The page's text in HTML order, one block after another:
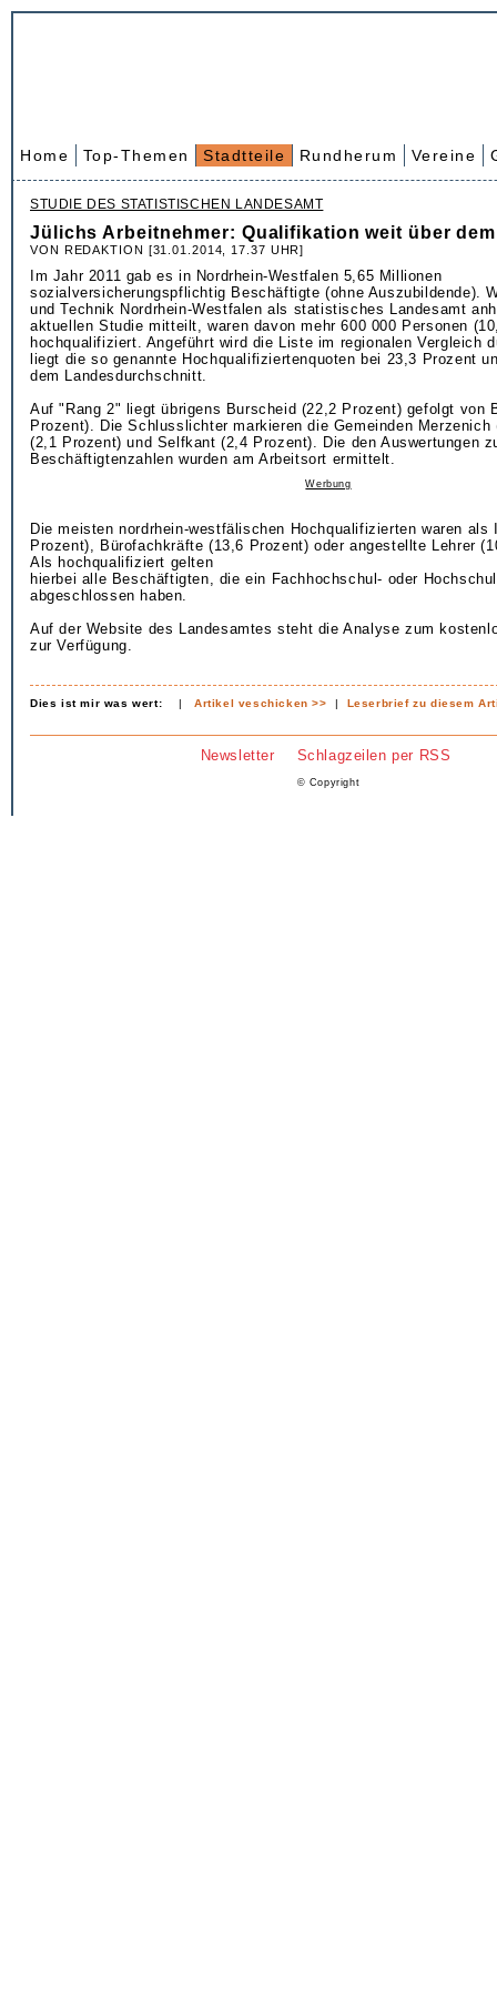
Home Top-Themen Stadtteile Rundherum Vereine
STUDIE DES STATISTISCHEN LANDESAMT
Jülichs Arbeitnehmer: Qualifikation weit über
VON REDAKTION [31.01.2014, 17.37 UHR]
Im Jahr 2011 gab es in Nordrhein-Westfalen 5,65 Millionen
sozialversicherungspflichtig Beschäftigte (ohne Auszubildende).
und Technik Nordrhein-Westfalen als statistisches Landesamt
aktuellen Studie mitteilt, waren davon mehr 600 000 Personen
hochqualifiziert. Angeführt wird die Liste im regionalen Vergleich
liegt die so genannte Hochqualifiziertenquoten bei 23,3 Prozent
dem Landesdurchschnitt.
Auf "Rang 2" liegt übrigens Burscheid (22,2 Prozent) gefolgt von
Prozent). Die Schlusslichter markieren die Gemeinden
(2,1 Prozent) und Selfkant (2,4 Prozent). Die den Auswertungen
Beschäftigtenzahlen wurden am Arbeitsort ermittelt.
Werbung
Die meisten nordrhein-westfälischen Hochqualifizierten waren als
Prozent), Bürofachkräfte (13,6 Prozent) oder angestellte Lehrer
Als hochqualifiziert gelten
hierbei alle Beschäftigten, die ein Fachhochschul- oder
abgeschlossen haben.
Auf der Website des Landesamtes steht die Analyse zum
zur Verfügung.
Dies ist mir was wert: |Artikel veschicken >> | Leserbrief zu diesem
Newsletter Schlagzeilen per RSS
© Copyright